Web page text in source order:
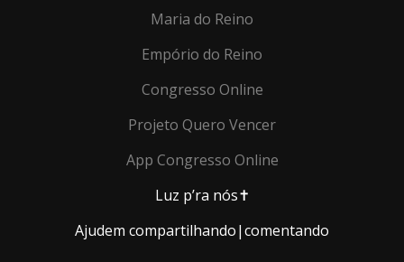
Maria do Reino
Empório do Reino
Congresso Online
Projeto Quero Vencer
App Congresso Online
Luz p’ra nós✝️
Ajudem compartilhando|comentando